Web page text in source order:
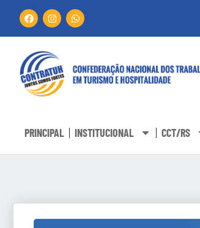
PRINCIPAL INSTITUCIONAL CCT/RS